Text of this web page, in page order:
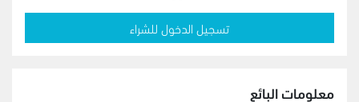
تسجيل الدخول للشراء
معلومات البائع